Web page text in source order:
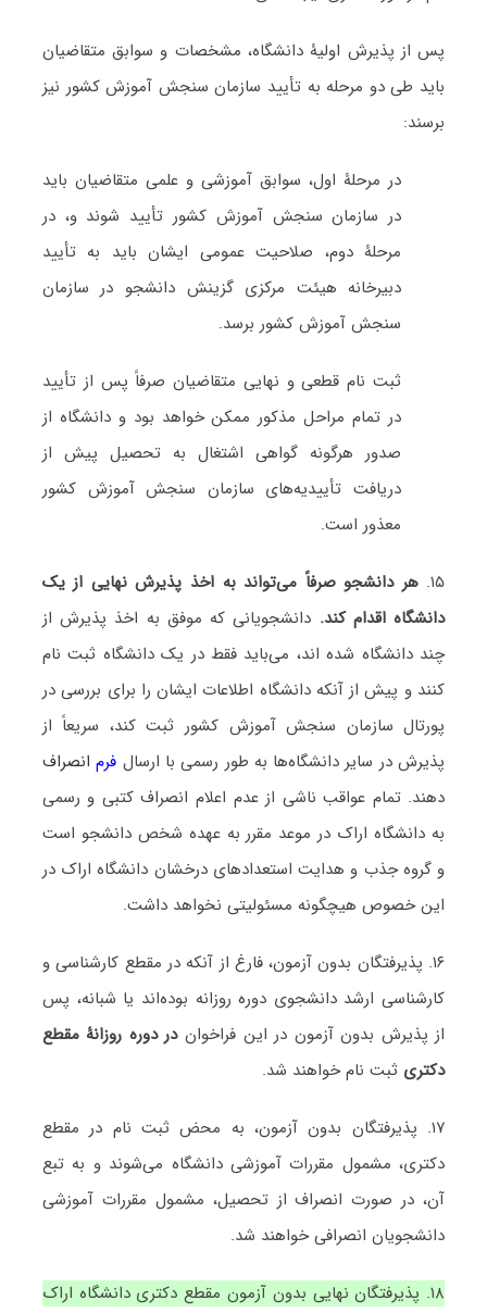
پس از پذیرش اولیۀ دانشگاه، مشخصات و سوابق متقاضیان
باید طی دو مرحله به تأیید سازمان سنجش آموزش کشور نیز
برسند:
در مرحلۀ اول، سوابق آموزشی و علمی متقاضیان باید
در سازمان سنجش آموزش کشور تأیید شوند و، در
مرحلۀ دوم، صلاحیت عمومی ایشان باید به تأیید
دبیرخانه هیئت مرکزی گزینش دانشجو در سازمان
سنجش آموزش کشور برسد.
ثبت نام قطعی و نهایی متقاضیان صرفاً پس از تأیید
در تمام مراحل مذکور ممکن خواهد بود و دانشگاه از
صدور هرگونه گواهی اشتغال به تحصیل پیش از
دریافت تأییدیه‌های سازمان سنجش آموزش کشور
معذور است.
۱۵. هر دانشجو صرفاً می‌تواند به اخذ پذیرش نهایی از یک
دانشگاه اقدام کند. دانشجویانی که موفق به اخذ پذیرش از
چند دانشگاه شده اند، می‌باید فقط در یک دانشگاه ثبت نام
کنند و پیش از آنکه دانشگاه اطلاعات ایشان را برای بررسی در
پورتال سازمان سنجش آموزش کشور ثبت کند، سریعاً از
پذیرش در سایر دانشگاه‌ها به طور رسمی با ارسال فرم انصراف
دهند. تمام عواقب ناشی از عدم اعلام انصراف کتبی و رسمی
به دانشگاه اراک در موعد مقرر به عهده شخص دانشجو است
و گروه جذب و هدایت استعدادهای درخشان دانشگاه اراک در
این خصوص هیچگونه مسئولیتی نخواهد داشت.
۱۶. پذیرفتگان بدون آزمون، فارغ از آنکه در مقطع کارشناسی و
کارشناسی ارشد دانشجوی دوره روزانه بوده‌اند یا شبانه، پس
از پذیرش بدون آزمون در این فراخواندر دوره روزانۀ مقطع
دکتری ثبت نام خواهند شد.
۱۷. پذیرفتگان بدون آزمون، به محض ثبت نام در مقطع
دکتری، مشمول مقررات آموزشی دانشگاه می‌شوند و به تبع
آن، در صورت انصراف از تحصیل، مشمول مقررات آموزشی
دانشجویان انصرافی خواهند شد.
۱۸. پذیرفتگان نهایی بدون آزمون مقطع دکتری دانشگاه اراک